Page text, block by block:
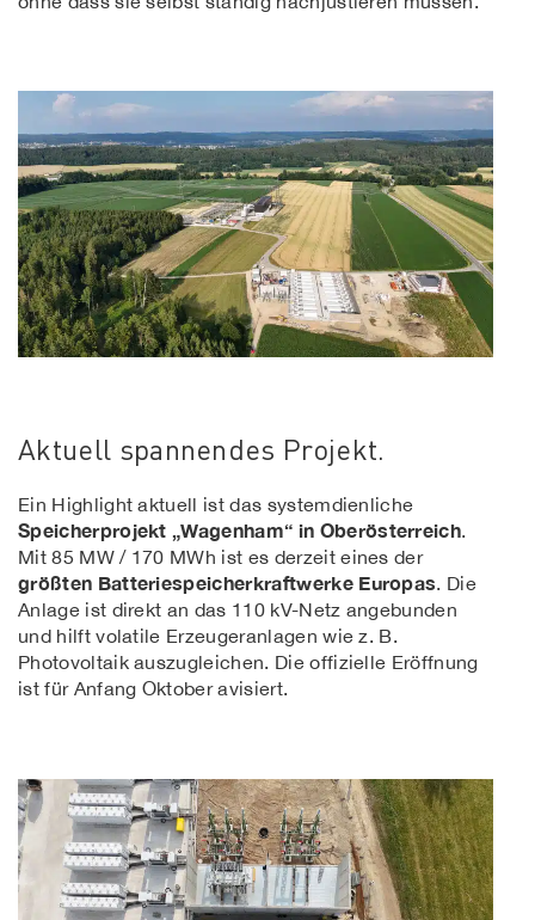
Aktuell spannendes Projekt.
Ein Highlight aktuell ist das systemdienliche
Speicherprojekt „Wagenham“ in Oberösterreich.
Mit 85 MW / 170 MWh ist es derzeit eines der
größten Batteriespeicherkraftwerke Europas. Die
Anlage ist direkt an das 110 kV-Netz angebunden
und hilft volatile Erzeugeranlagen wie z. B.
Photovoltaik auszugleichen. Die offizielle Eröffnung
ist für Anfang Oktober avisiert.